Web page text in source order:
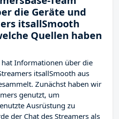
die Geräte und
itsallSmooth
Quellen haben
hat Informationen über die
itsallSmooth aus
Zunächst haben wir
genutzt, um
Ausrüstung zu
der Chat des Streamers als